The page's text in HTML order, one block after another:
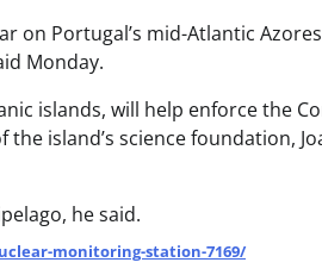
on Portugal’s mid-Atlantic
Monday.
islands, will help enforce the
island’s science foundation,
he said.
monitoring-station-7169/